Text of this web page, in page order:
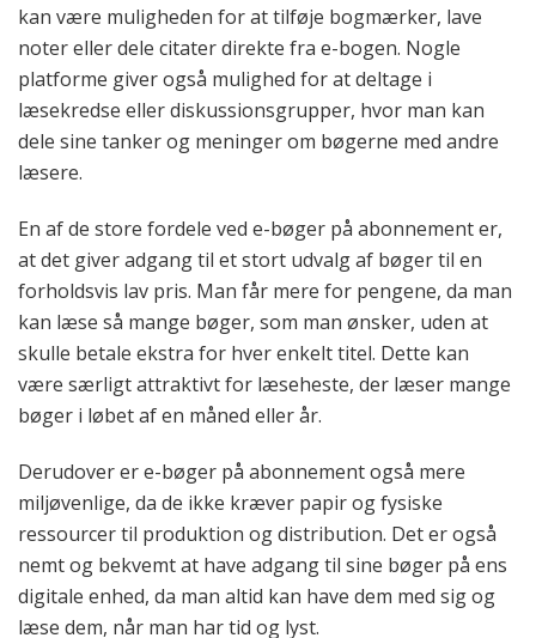
kan være muligheden for at tilføje bogmærker, lave
noter eller dele citater direkte fra e-bogen. Nogle
platforme giver også mulighed for at deltage i
læsekredse eller diskussionsgrupper, hvor man kan
dele sine tanker og meninger om bøgerne med andre
læsere.
En af de store fordele ved e-bøger på abonnement er,
at det giver adgang til et stort udvalg af bøger til en
forholdsvis lav pris. Man får mere for pengene, da man
kan læse så mange bøger, som man ønsker, uden at
skulle betale ekstra for hver enkelt titel. Dette kan
være særligt attraktivt for læseheste, der læser mange
bøger i løbet af en måned eller år.
Derudover er e-bøger på abonnement også mere
miljøvenlige, da de ikke kræver papir og fysiske
ressourcer til produktion og distribution. Det er også
nemt og bekvemt at have adgang til sine bøger på ens
digitale enhed, da man altid kan have dem med sig og
læse dem, når man har tid og lyst.